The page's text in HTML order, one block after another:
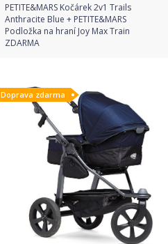
PETITE&MARS Kočárek 2v1 Trails
Anthracite Blue + PETITE&MARS
Podložka na hraní Joy Max Train
ZDARMA
Do obchodu
Detail produktu
Doprava zdarma